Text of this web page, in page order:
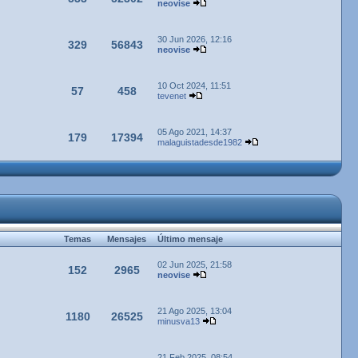
neovise
329 56843
30 Jun 2026, 12:16
neovise
57 458
10 Oct 2024, 11:51
tevenet
179 17394
05 Ago 2021, 14:37
malaguistadesde1982
TemasMensajesÚltimo mensaje
152 2965
02 Jun 2025, 21:58
neovise
1180 26525
21 Ago 2025, 13:04
minusva13